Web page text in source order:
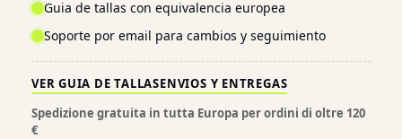
Guia de tallas con equivalencia europea
Soporte por email para cambios y seguimiento
VER GUIA DE TALLASENVIOS Y ENTREGAS
Spedizione gratuita in tutta Europa per ordini di oltre 120
€